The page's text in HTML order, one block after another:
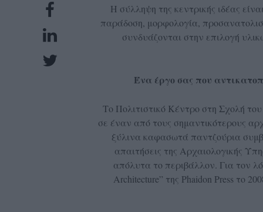
Η σύλληψη της κεντρικής ιδέας
παράδοση, μορφολογία,
συνδυάζονται στην επιλογή
Ένα έργο σας που
Το Πολιτιστικό Κέντρο στη Σχολή
σε έναν από τους σημαντικότερους
ξύλινα καφασωτά παντζούρια
απαιτήσεις της Αρχαιολογικής
απόλυτα το περιβάλλον. Για τον
Architecture” της Phaidon Press το